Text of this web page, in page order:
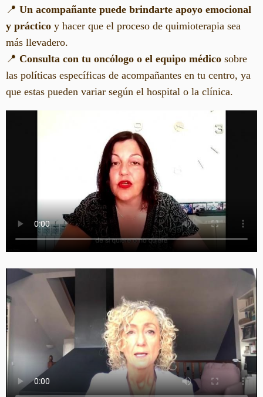
📍 Un acompañante puede brindarte apoyo emocional
y práctico y hacer que el proceso de quimioterapia sea
más llevadero.
📍 Consulta con tu oncólogo o el equipo médico sobre
las políticas específicas de acompañantes en tu centro, ya
que estas pueden variar según el hospital o la clínica.